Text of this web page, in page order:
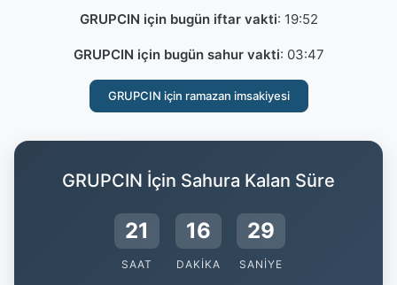
GRUPCIN için bugün iftar vakti: 19:52
GRUPCIN için bugün sahur vakti: 03:47
GRUPCIN için ramazan imsakiyesi
GRUPCIN İçin Sahura Kalan Süre
21
SAAT
16
DAKIKA
29
SANIYE